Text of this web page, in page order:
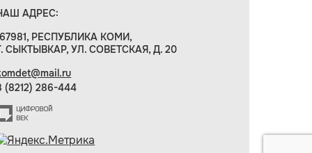
АДРЕС:
РЕСПУБЛИКА КОМИ,
СЫКТЫВКАР, УЛ. СОВЕТСКАЯ, Д. 20
(8212) 286-444